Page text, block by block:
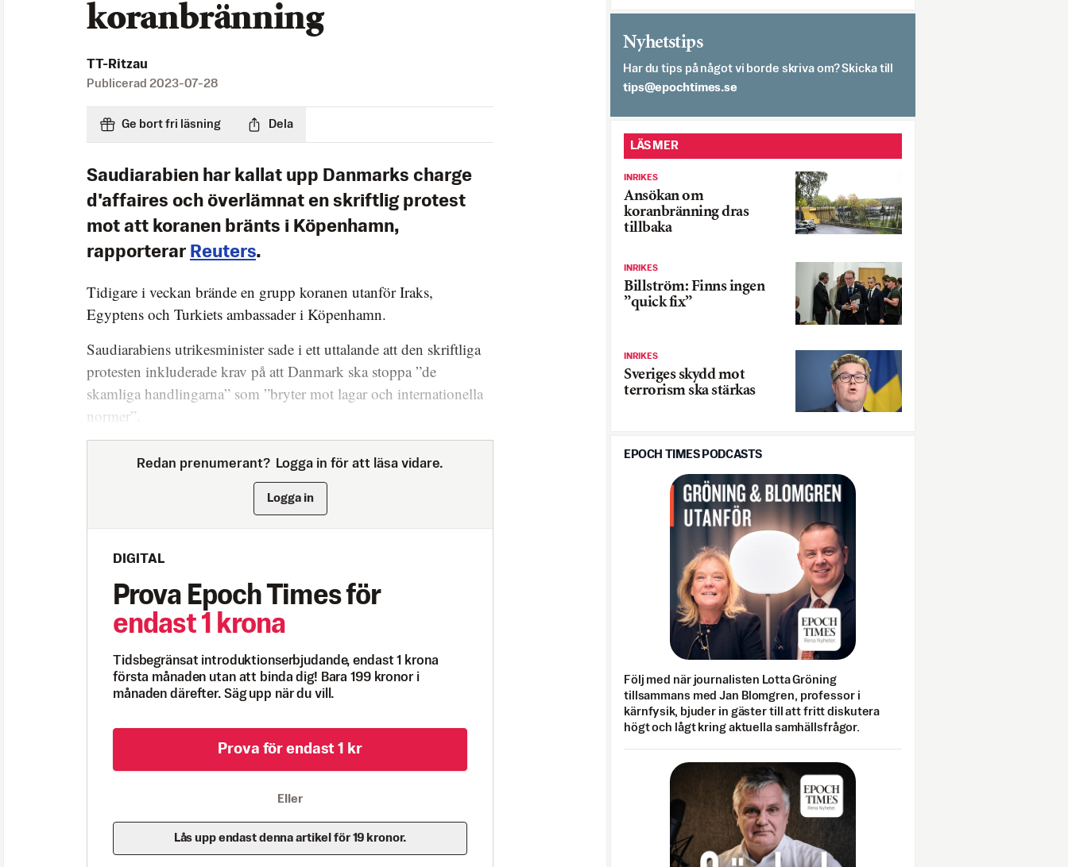
koranbränning
TT-Ritzau
Publicerad 2023-07-28
Ge bort fri läsning Dela
Saudiarabien har kallat upp Danmarks charge
d'affaires och överlämnat en skriftlig protest
mot att koranen bränts i Köpenhamn,
rapporterar Reuters.
Tidigare i veckan brände en grupp koranen utanför Iraks,
Egyptens och Turkiets ambassader i Köpenhamn.
Saudiarabiens utrikesminister sade i ett uttalande att den skriftliga
protesten inkluderade krav på att Danmark ska stoppa ”de
skamliga handlingarna” som ”bryter mot lagar och internationella
normer”.
Redan prenumerant? Logga in för att läsa vidare.
Logga in
DIGITAL
Prova Epoch Times för
endast 1 krona
Tidsbegränsat introduktionserbjudande, endast 1 krona
första månaden utan att binda dig! Bara 199 kronor i
månaden därefter. Säg upp när du vill.
Prova för endast 1 kr
Eller
Lås upp endast denna artikel för 19 kronor.
Nyhetstips
Har du tips på något vi borde skriva om? Skicka till
es.semithcope@spit
LÄS MER
INRIKES
Ansökan om
koranbränning dras
tillbaka
INRIKES
Billström: Finns ingen
”quick fix”
INRIKES
Sveriges skydd mot
terrorism ska stärkas
EPOCH TIMES PODCASTS
Följ med när journalisten Lotta Gröning
tillsammans med Jan Blomgren, professor i
kärnfysik, bjuder in gäster till att fritt diskutera
högt och lågt kring aktuella samhällsfrågor.